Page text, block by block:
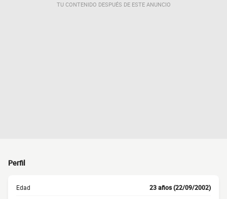
TU CONTENIDO DESPUÉS DE ESTE ANUNCIO
Perfil
Edad 23 años (22/09/2002)